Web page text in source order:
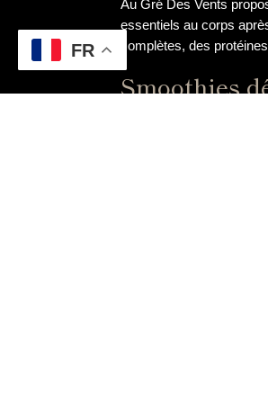
Au Gré Des Vents
essentiels au corps
complètes, des
Smoothies
FR